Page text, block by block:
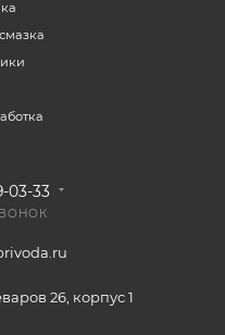
03-33
26, корпус 1